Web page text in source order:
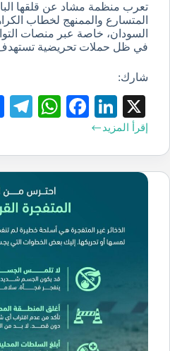
تعرب منظمة مشاد عن قلقها
المتسارع والممنهج لخطاب
السودان، خاصة عبر منصات
في ظل حملات تحريضية
شارك:
X
Li
nk
ed
In
Fa
bo
ok
W
ts
A
pp
a
إقرأ المزيد